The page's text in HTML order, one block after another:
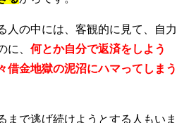
人の中には、客観的に見て、自力
に、 何とか自分で返済をしよう
借金地獄の泥沼にハマってしまう
まで逃げ続けようとする人もいま